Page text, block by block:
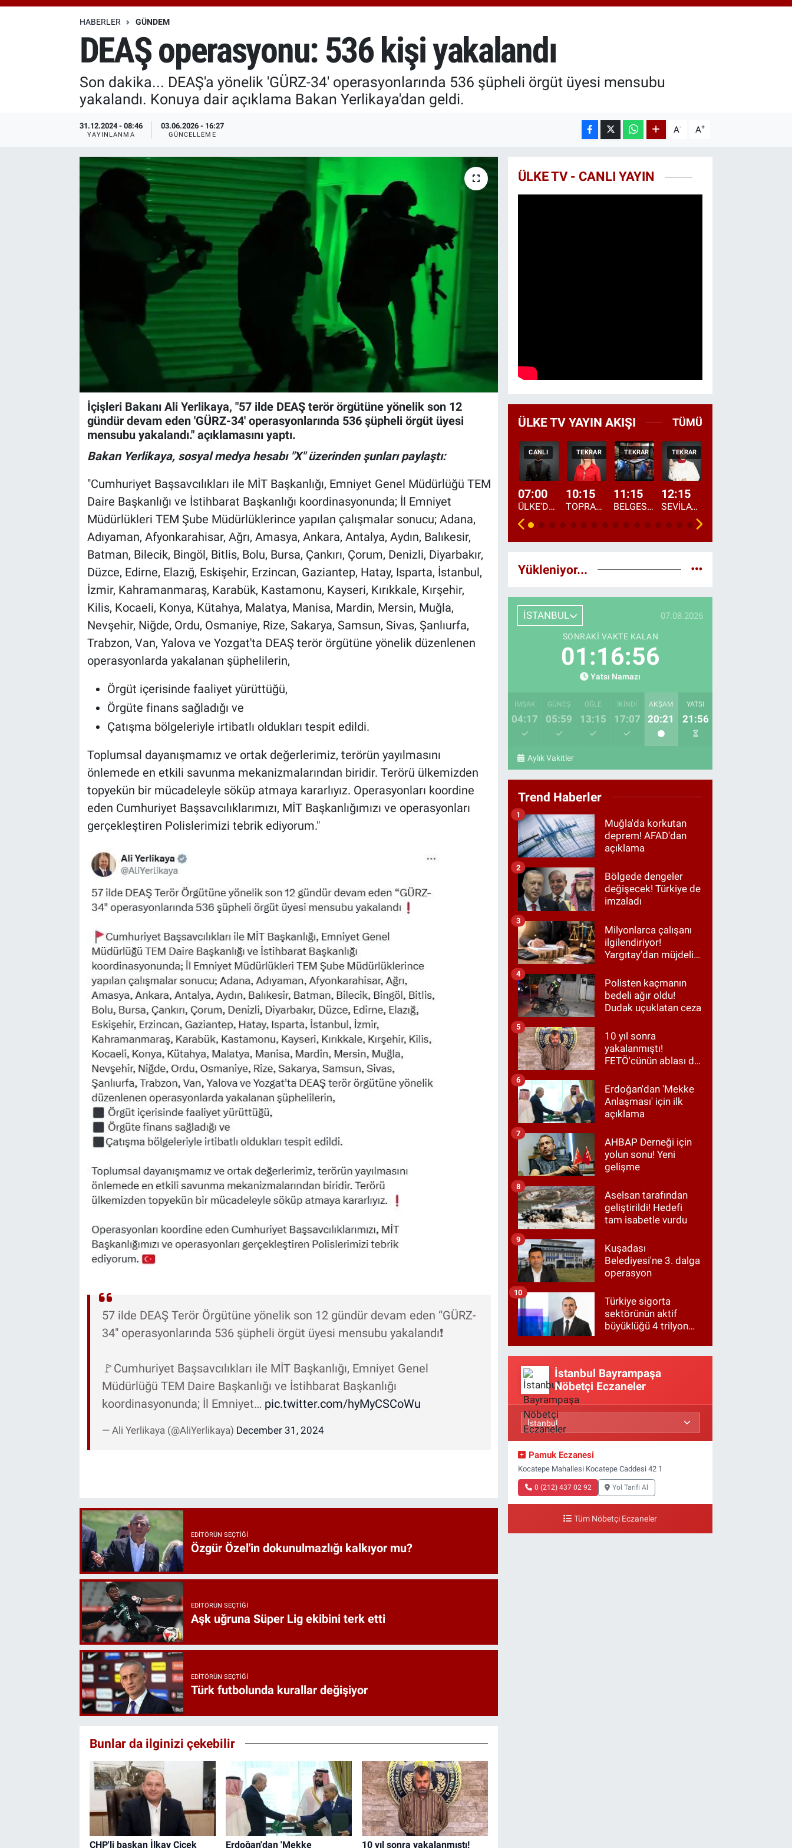
65.130,04
HABERLER GÜNDEM
DEAŞ operasyonu: 536 kişi yakalandı
Son dakika... DEAŞ'a yönelik 'GÜRZ-34' operasyonlarında 536 şüpheli örgüt üyesi mensubu
yakalandı. Konuya dair açıklama Bakan Yerlikaya'dan geldi.
31.12.2024 - 08:46
YAYINLANMA
03.06.2026 - 16:27
GÜNCELLEME A- A+
İçişleri Bakanı Ali Yerlikaya, "57 ilde DEAŞ terör örgütüne yönelik son 12
gündür devam eden 'GÜRZ-34' operasyonlarında 536 şüpheli örgüt üyesi
mensubu yakalandı." açıklamasını yaptı.
Bakan Yerlikaya, sosyal medya hesabı "X" üzerinden şunları paylaştı:
"Cumhuriyet Başsavcılıkları ile MİT Başkanlığı, Emniyet Genel Müdürlüğü TEM
Daire Başkanlığı ve İstihbarat Başkanlığı koordinasyonunda; İl Emniyet
Müdürlükleri TEM Şube Müdürlüklerince yapılan çalışmalar sonucu; Adana,
Adıyaman, Afyonkarahisar, Ağrı, Amasya, Ankara, Antalya, Aydın, Balıkesir,
Batman, Bilecik, Bingöl, Bitlis, Bolu, Bursa, Çankırı, Çorum, Denizli, Diyarbakır,
Düzce, Edirne, Elazığ, Eskişehir, Erzincan, Gaziantep, Hatay, Isparta, İstanbul,
İzmir, Kahramanmaraş, Karabük, Kastamonu, Kayseri, Kırıkkale, Kırşehir,
Kilis, Kocaeli, Konya, Kütahya, Malatya, Manisa, Mardin, Mersin, Muğla,
Nevşehir, Niğde, Ordu, Osmaniye, Rize, Sakarya, Samsun, Sivas, Şanlıurfa,
Trabzon, Van, Yalova ve Yozgat'ta DEAŞ terör örgütüne yönelik düzenlenen
operasyonlarda yakalanan şüphelilerin,
Örgüt içerisinde faaliyet yürüttüğü,
Örgüte finans sağladığı ve
Çatışma bölgeleriyle irtibatlı oldukları tespit edildi.
Toplumsal dayanışmamız ve ortak değerlerimiz, terörün yayılmasını
önlemede en etkili savunma mekanizmalarından biridir. Terörü ülkemizden
topyekün bir mücadeleyle söküp atmaya kararlıyız. Operasyonları koordine
eden Cumhuriyet Başsavcılıklarımızı, MİT Başkanlığımızı ve operasyonları
gerçekleştiren Polislerimizi tebrik ediyorum."
57 ilde DEAŞ Terör Örgütüne yönelik son 12 gündür devam eden “GÜRZ-
34" operasyonlarında 536 şüpheli örgüt üyesi mensubu yakalandı❗
🚩Cumhuriyet Başsavcılıkları ile MİT Başkanlığı, Emniyet Genel
Müdürlüğü TEM Daire Başkanlığı ve İstihbarat Başkanlığı
koordinasyonunda; İl Emniyet… pic.twitter.com/hyMyCSCoWu
— Ali Yerlikaya (@AliYerlikaya) December 31, 2024
EDITÖRÜN SEÇTIĞI
Özgür Özel'in dokunulmazlığı kalkıyor mu?
EDITÖRÜN SEÇTIĞI
Aşk uğruna Süper Lig ekibini terk etti
EDITÖRÜN SEÇTIĞI
Türk futbolunda kurallar değişiyor
Bunlar da ilginizi çekebilir
CHP'li başkan İlkay Çiçek Erdoğan'dan 'Mekke 10 yıl sonra yakalanmıştı!
ÜLKE TV - CANLI YAYIN
ÜLKE TV YAYIN AKIŞI TÜMÜ
CANLI
07:00
ÜLKE'DE BU SABAH
TEKRAR
10:15
TOPRAKTAN SOFRAYA
TEKRAR
11:15
BELGESEL: "ÜLKE'NİN ALIN TERİ"
TEKRAR
12:15
SEVİLAY SUNGUR İLE ELİMİN BEREKETİ
Yükleniyor...
İSTANBUL 07.08.2026
SONRAKI VAKTE KALAN
01:16:55
Yatsı Namazı
İMSAK
04:17
GÜNEŞ
05:59
ÖĞLE
13:15
İKINDI
17:07
AKŞAM
20:21
YATSI
21:56
Aylık Vakitler
Trend Haberler
Muğla'da korkutan
deprem! AFAD'dan
açıklama
1
Bölgede dengeler
değişecek! Türkiye de
imzaladı
2
Milyonlarca çalışanı
ilgilendiriyor!
Yargıtay'dan müjdeli
3
Polisten kaçmanın
bedeli ağır oldu!
Dudak uçuklatan ceza
4
10 yıl sonra
yakalanmıştı!
FETÖ'cünün ablası da
5
Erdoğan'dan 'Mekke
Anlaşması' için ilk
açıklama
6
AHBAP Derneği için
yolun sonu! Yeni
gelişme
7
Aselsan tarafından
geliştirildi! Hedefi
tam isabetle vurdu
8
Kuşadası
Belediyesi'ne 3. dalga
operasyon
9
Türkiye sigorta
sektörünün aktif
büyüklüğü 4 trilyon
10
İstanbul Bayrampaşa
Nöbetçi Eczaneler
Pamuk Eczanesi
Kocatepe Mahallesi Kocatepe Caddesi 42 1
0 (212) 437 02 92 Yol Tarifi Al
Tüm Nöbetçi Eczaneler
Özel Haberler
Özel Haberler
Haber Arşivi